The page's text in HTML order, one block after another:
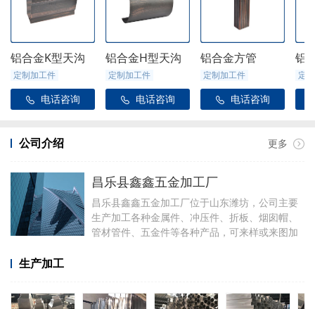
铝合金K型天沟
定制加工件
 电话咨询
铝合金H型天沟
定制加工件
 电话咨询
铝合金方管
定制加工件
 电话咨询
铝
定
更多
公司介绍
昌乐县鑫鑫五金加工厂
昌乐县鑫鑫五金加工厂位于山东潍坊，公司主要
生产加工各种金属件、冲压件、折板、烟囱帽、
管材管件、五金件等各种产品，可来样或来图加
件、金属雨链、定制烟囱帽、虹吸雨水斗、侧排
雨水斗、水簸箕、阴脊瓦、不锈钢透气帽等。公
生产加工